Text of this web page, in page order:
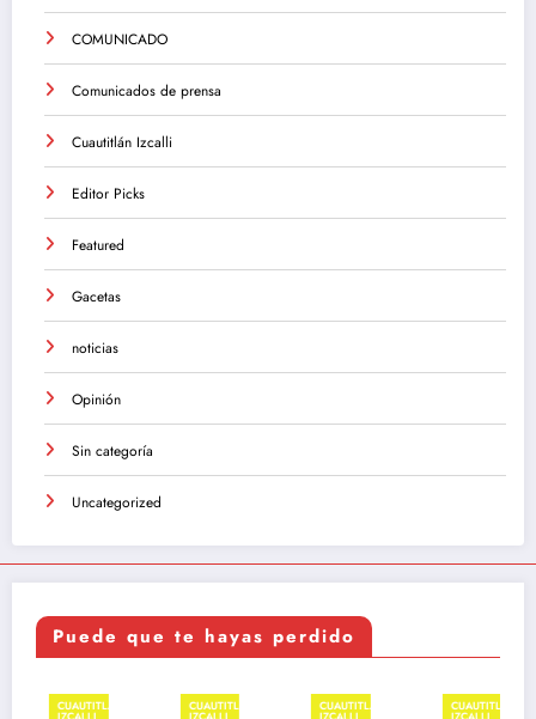
COMUNICADO
Comunicados de prensa
Cuautitlán Izcalli
Editor Picks
Featured
Gacetas
noticias
Opinión
Sin categoría
Uncategorized
Puede que te hayas perdido
CUAUTITLÁN CUAUTITLÁN CUAUTITLÁN CUAUTITLÁN